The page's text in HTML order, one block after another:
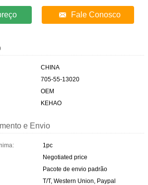
Fale Conosco
CHINA
705-55-13020
OEM
KEHAO
e Envio
1pc
Negotiated price
Pacote de envio padrão
T/T, Western Union, Paypal